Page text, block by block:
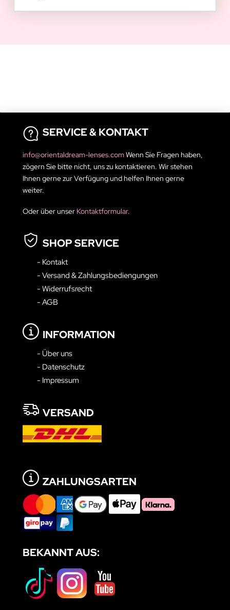
SERVICE & KONTAKT
info@orientaldream-lenses.comWenn Sie Fragen haben,
zögern Sie bitte nicht, uns zu kontaktieren. Wir stehen
Ihnen gerne zur Verfügung und helfen Ihnen gerne
weiter.
Oder über unser Kontaktformular.
SHOP SERVICE
- Kontakt
- Versand & Zahlungsbediengungen
- Widerrufsrecht
- AGB
INFORMATION
- Über uns
- Datenschutz
- Impressum
VERSAND
ZAHLUNGSARTEN
BEKANNT AUS: